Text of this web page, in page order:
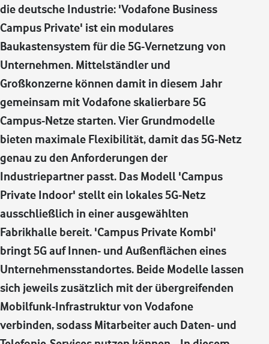
die deutsche Industrie: 'Vodafone Business
Campus Private' ist ein modulares
Baukastensystem für die 5G-Vernetzung von
Unternehmen. Mittelständler und
Großkonzerne können damit in diesem Jahr
gemeinsam mit Vodafone skalierbare 5G
Campus-Netze starten. Vier Grundmodelle
bieten maximale Flexibilität, damit das 5G-Netz
genau zu den Anforderungen der
Industriepartner passt. Das Modell 'Campus
Private Indoor' stellt ein lokales 5G-Netz
ausschließlich in einer ausgewählten
Fabrikhalle bereit. 'Campus Private Kombi'
bringt 5G auf Innen- und Außenflächen eines
Unternehmensstandortes. Beide Modelle lassen
sich jeweils zusätzlich mit der übergreifenden
Mobilfunk-Infrastruktur von Vodafone
verbinden, sodass Mitarbeiter auch Daten- und